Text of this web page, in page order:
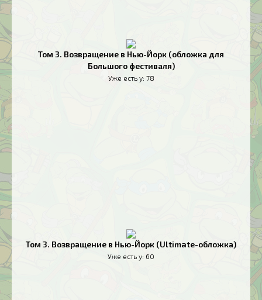
Том 3. Возвращение в Нью-Йорк (обложка для
Большого фестиваля)
Уже есть у: 78
Том 3. Возвращение в Нью-Йорк (Ultimate-обложка)
Уже есть у: 60